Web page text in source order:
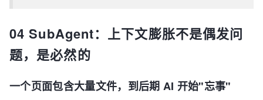
04 SubAgent：上下文膨胀不是偶发问
题，是必然的
一个页面包含大量文件，到后期 AI 开始"忘事"